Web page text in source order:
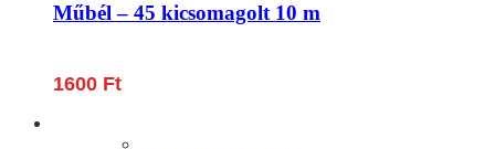
Műbél – 45 kicsomagolt 10 m
1600 Ft